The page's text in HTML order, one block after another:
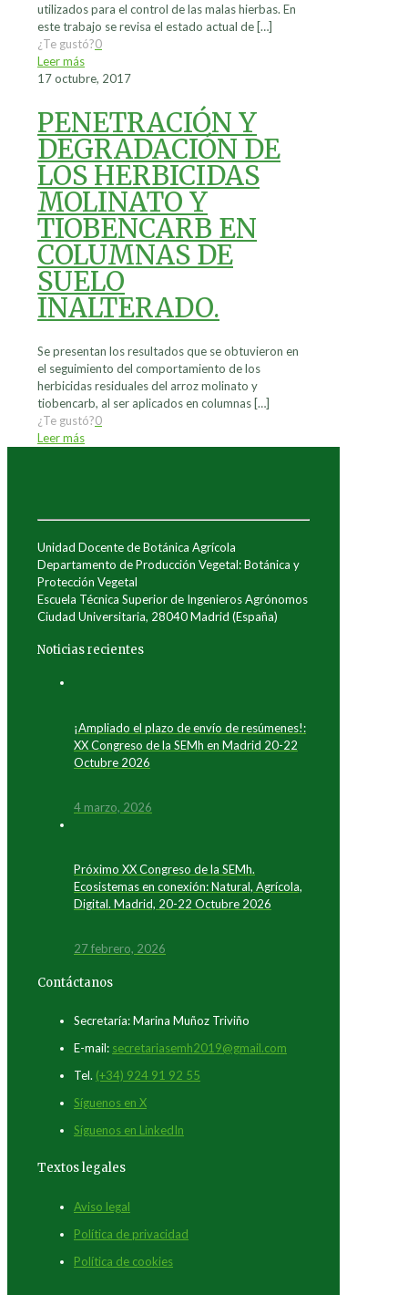
utilizados para el control de las malas hierbas. En
este trabajo se revisa el estado actual de[…]
¿Te gustó?0
Leer más
17 octubre, 2017
PENETRACIÓN Y
DEGRADACIÓN DE
LOS HERBICIDAS
MOLINATO Y
TIOBENCARB EN
COLUMNAS DE
SUELO
INALTERADO.
Se presentan los resultados que se obtuvieron en
el seguimiento del comportamiento de los
herbicidas residuales del arroz molinato y
tiobencarb, al ser aplicados en columnas […]
¿Te gustó?0
Leer más
Unidad Docente de Botánica Agrícola
Departamento de Producción Vegetal: Botánica y
Protección Vegetal
Escuela Técnica Superior de Ingenieros Agrónomos
Ciudad Universitaria, 28040 Madrid (España)
Noticias recientes
¡Ampliado el plazo de envío de resúmenes!:
XX Congreso de la SEMh en Madrid 20-22
Octubre 2026
4 marzo, 2026
Próximo XX Congreso de la SEMh.
Ecosistemas en conexión: Natural, Agrícola,
Digital. Madrid, 20-22 Octubre 2026
27 febrero, 2026
Contáctanos
Secretaría: Marina Muñoz Triviño
E-mail: secretariasemh2019@gmail.com
Tel. (+34) 924 91 92 55
Síguenos en X
Síguenos en LinkedIn
Textos legales
Aviso legal
Política de privacidad
Política de cookies